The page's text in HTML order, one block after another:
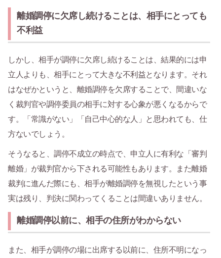
離婚調停に欠席し続けることは、相手にとっても
不利益
しかし、相手が調停に欠席し続けることは、結果的には申
立人よりも、相手にとって大きな不利益となります。それ
はなぜかというと、離婚調停を欠席することで、間違いな
く裁判官や調停委員の相手に対する心象が悪くなるからで
す。「常識がない」「自己中心的な人」と思われても、仕
方ないでしょう。
そうなると、調停不成立の時点で、申立人に有利な「審判
離婚」が裁判官から下される可能性もあります。また離婚
裁判に進んだ際にも、相手が離婚調停を無視したという事
実は残り、判決に関わってくることは間違いありません。
離婚調停以前に、相手の住所がわからない
また、相手が調停の場に出席する以前に、住所不明になっ